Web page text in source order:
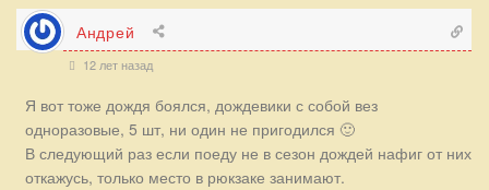
Андрей
12 лет назад
Я вот тоже дождя боялся, дождевики с собой вез
одноразовые, 5 шт, ни один не пригодился 🙂
В следующий раз если поеду не в сезон дождей нафиг от них
откажусь, только место в рюкзаке занимают.